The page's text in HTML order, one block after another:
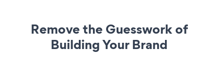
Remove the Guesswork of
Building Your Brand